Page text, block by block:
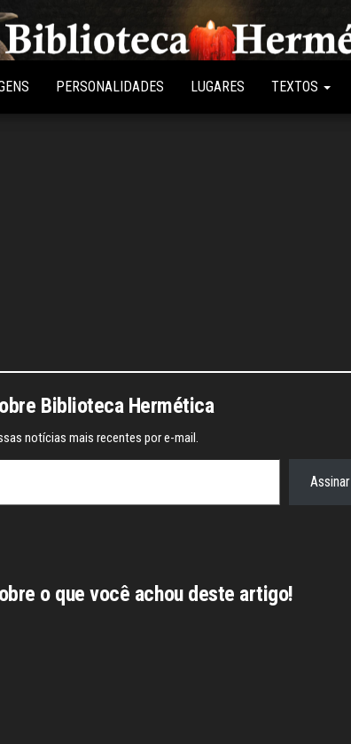
Biblioteca
Hermética
Conteúdo
sobre
Hermetismo,
Ocultismo,
PERSONALIDADES LUGARES TEXTOS
Biblioteca Hermética
notícias mais recentes por e-mail.
Assinar
o que você achou deste artigo!